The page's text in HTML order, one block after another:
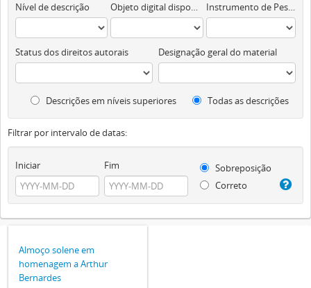
Nível de descrição Objeto digital disponível Instrumento de Pesquisa
Status dos direitos autorais Designação geral do material
Descrições em níveis superiores Todas as descrições
Filtrar por intervalo de datas:
Iniciar Fim
Sobreposição
Correto
Almoço solene em
homenagem a Arthur
Bernardes